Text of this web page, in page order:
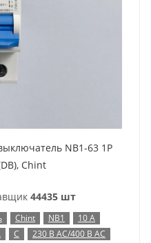
NB1-63 1P
Chint
44435 шт
Chint NB1
10 А
C 230 В AC/400 В AC